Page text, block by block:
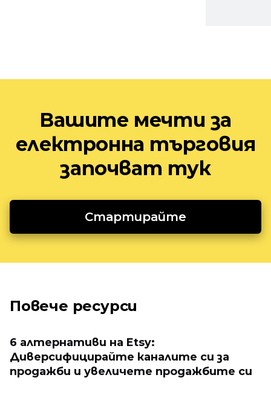
Вашите мечти за
електронна търговия
започват тук
Стартирайте
Повече ресурси
6 алтернативи на Etsy:
Диверсифицирайте каналите си за
продажби и увеличете продажбите си